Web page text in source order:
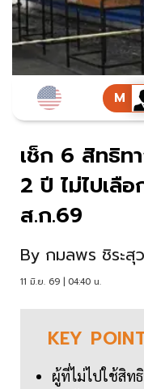
เช็ก 6 สิทธิท
2 ปี ไม่ไปเลื
ส.ก.69
By กมลพร ชิระสุ
11 มิ.ย. 69 | 04:40 น.
KEY
ผู้ที่ไม่ไปใช้สิท